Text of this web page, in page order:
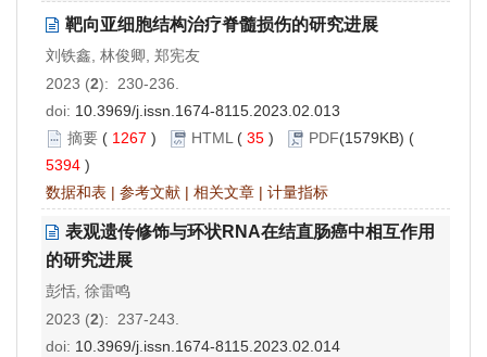
靶向亚细胞结构治疗脊髓损伤的研究进展
刘铁鑫, 林俊卿, 郑宪友
2023 (2): 230-236.
doi: 10.3969/j.issn.1674-8115.2023.02.013
摘要 ( 1267 ) HTML ( 35 ) PDF(1579KB) (
5394 )
数据和表 | 参考文献 | 相关文章 | 计量指标
表观遗传修饰与环状RNA在结直肠癌中相互作用
的研究进展
彭恬, 徐雷鸣
2023 (2): 237-243.
doi: 10.3969/j.issn.1674-8115.2023.02.014